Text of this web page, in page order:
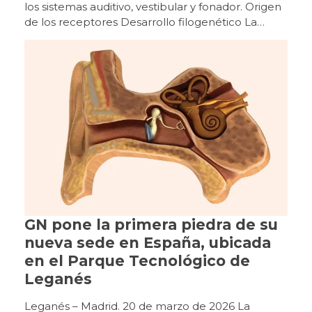
GN pone la primera piedra de su
nueva sede en España, ubicada
en el Parque Tecnológico de
Leganés
Leganés – Madrid. 20 de marzo de 2026 La